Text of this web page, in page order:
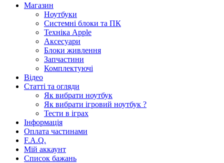
Магазин
Ноутбуки
Системні блоки та ПК
Техніка Apple
Аксесуари
Блоки живлення
Запчастини
Комплектуючі
Відео
Статті та огляди
Як вибрати ноутбук
Як вибрати ігровий ноутбук ?
Тести в іграх
Інформація
Оплата частинами
F.A.Q.
Мій аккаунт
Список бажань